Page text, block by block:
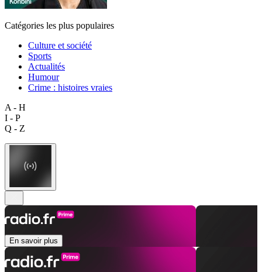
Catégories les plus populaires
Culture et société
Sports
Actualités
Humour
Crime : histoires vraies
A - H
I - P
Q - Z
En savoir plus